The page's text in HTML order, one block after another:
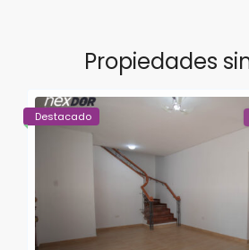
Propiedades
Destacado